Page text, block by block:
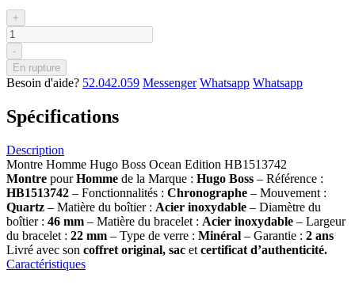
+
-
En rupture
Besoin d'aide? 52.042.059 Messenger Whatsapp Whatsapp
Spécifications
Description
Montre Homme Hugo Boss Ocean Edition HB1513742
Montre pourHomme de la Marque : Hugo Boss – Référence :
HB1513742 – Fonctionnalités : Chronographe – Mouvement :
Quartz – Matière du boîtier : Acier inoxydable – Diamètre du
boîtier : 46 mm – Matière du bracelet : Acier inoxydable – Largeur
du bracelet : 22 mm – Type de verre : Minéral – Garantie : 2 ans
Livré avec son coffret original, sac et certificat d’authenticité.
Caractéristiques